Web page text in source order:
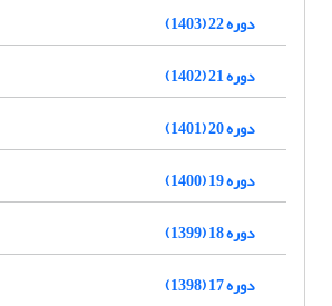
دوره 22 (1403)
دوره 21 (1402)
دوره 20 (1401)
دوره 19 (1400)
دوره 18 (1399)
دوره 17 (1398)